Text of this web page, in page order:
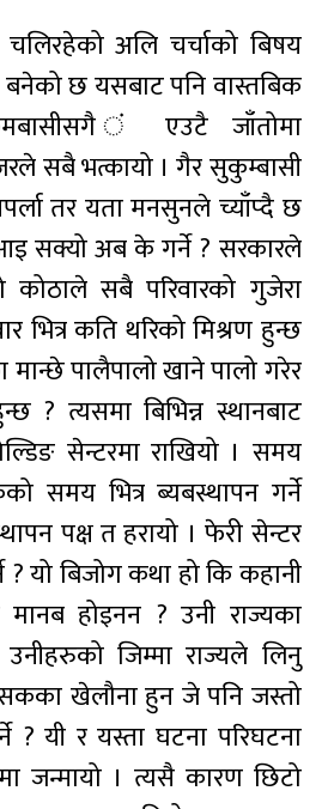
अलि चर्चाको बिषय
छ यसबाट पनि वास्तबिक
एउटै जाँतोमा
सबै भत्कायो । गैर सुकुम्बासी
तर यता मनसुनले च्याँप्दै छ
सक्यो अब के गर्ने ? सरकारले
कोठाले सबै परिवारको गुजेरा
भित्र कति थरिको मिश्रण हुन्छ
मान्छे पालैपालो खाने पालो गरेर
? त्यसमा बिभिन्न स्थानबाट
सेन्टरमा राखियो । समय
समय भित्र ब्यबस्थापन गर्ने
पक्ष त हरायो । फेरी सेन्टर
यो बिजोग कथा हो कि कहानी
होइनन ? उनी राज्यका
जिम्मा राज्यले लिनु
खेलौना हुन जे पनि जस्तो
? यी र यस्ता घटना परिघटना
जन्मायो । त्यसै कारण छिटो